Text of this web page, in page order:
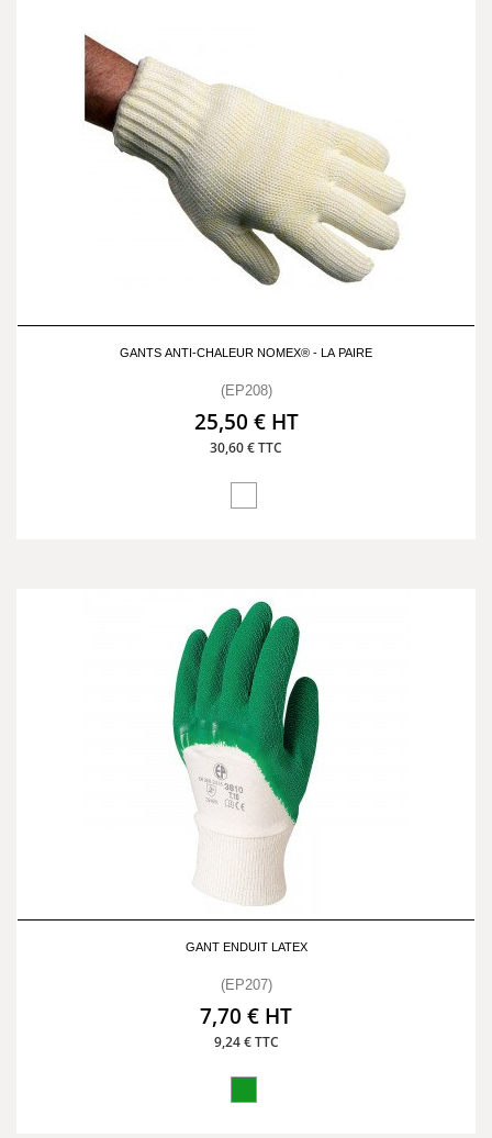
GANTS ANTI-CHALEUR NOMEX® - LA PAIRE
(EP208)
25,50 € HT
30,60 € TTC
GANT ENDUIT LATEX
(EP207)
7,70 € HT
9,24 € TTC